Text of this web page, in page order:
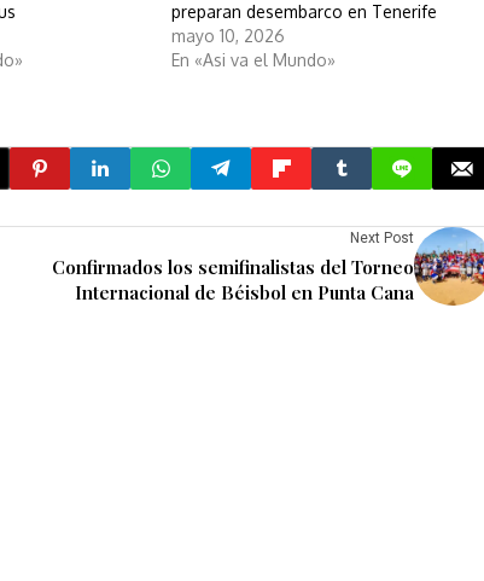
preparan desembarco en Tenerife
mayo 10, 2026
En «Asi va el Mundo»
Next Post
Confirmados los semifinalistas del Torneo
Internacional de Béisbol en Punta Cana